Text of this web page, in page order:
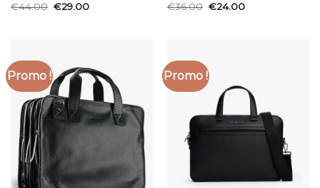
€44.00 €29.00
€36.00 €24.00
Promo ! Promo !